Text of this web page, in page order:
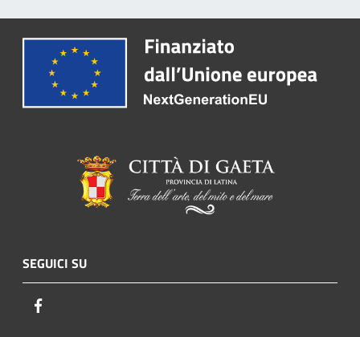
SEGUICI SU